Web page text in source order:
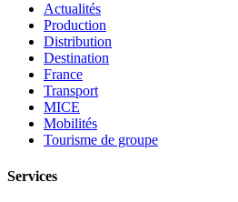
Actualités
Production
Distribution
Destination
France
Transport
MICE
Mobilités
Tourisme de groupe
Services